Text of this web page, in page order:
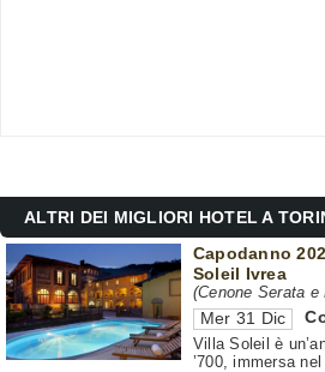
ALTRI DEI MIGLIORI HOTEL A
Capodanno
Soleil Ivrea
(Cenone Serata
Mer 31 Dic
Villa Soleil è
’700, immersa nel